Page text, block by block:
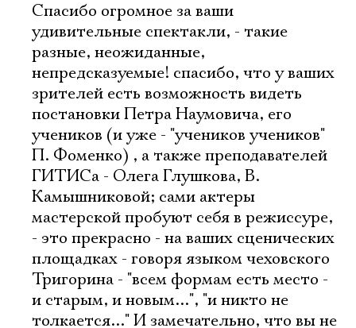
Спасибо огромное за ваши
удивительные спектакли, - такие
разные, неожиданные,
непредсказуемые! спасибо, что у ваших
зрителей есть возможность видеть
постановки Петра Наумовича, его
учеников (и уже - "учеников учеников"
П. Фоменко) , а также преподавателей
ГИТИСа - Олега Глушкова, В.
Камышниковой; сами актеры
мастерской пробуют себя в режиссуре,
- это прекрасно - на ваших сценических
площадках - говоря языком чеховского
Тригорина - "всем формам есть место -
и старым, и новым...", "и никто не
толкается..." И замечательно, что вы не